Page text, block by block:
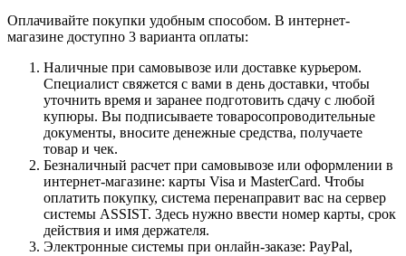
Оплачивайте покупки удобным способом. В интернет-
магазине доступно 3 варианта оплаты:
Наличные при самовывозе или доставке курьером.
Специалист свяжется с вами в день доставки, чтобы
уточнить время и заранее подготовить сдачу с любой
купюры. Вы подписываете товаросопроводительные
документы, вносите денежные средства, получаете
товар и чек.
Безналичный расчет при самовывозе или оформлении в
интернет-магазине: карты Visa и MasterCard. Чтобы
оплатить покупку, система перенаправит вас на сервер
системы ASSIST. Здесь нужно ввести номер карты, срок
действия и имя держателя.
Электронные системы при онлайн-заказе: PayPal,